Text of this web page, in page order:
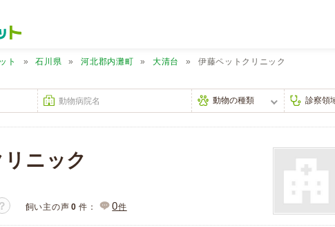
ト 石川県 河北郡内灘町 大清台 伊藤ペットクリニック
ニック
？ 飼い主の声 0 件： 0件